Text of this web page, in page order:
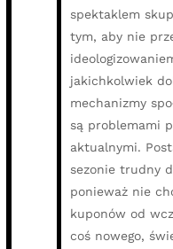
spektaklem
tym, aby nie
jakichkolwiek
mechanizmy
są problemami
aktualnymi.
sezonie trudny
ponieważ nie
kuponów od
coś nowego,